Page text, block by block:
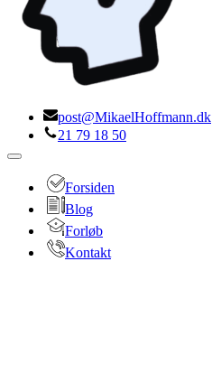
post@MikaelHoffmann.dk
21 79 18 50
Navigation
Forsiden
Blog
Forløb
Kontakt